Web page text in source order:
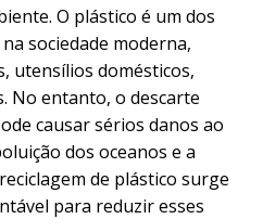
O plástico é um dos
sociedade moderna,
utensílios domésticos,
No entanto, o descarte
causar sérios danos ao
dos oceanos e a
de plástico surge
para reduzir esses